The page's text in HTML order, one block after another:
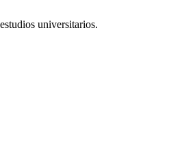
universitarios.